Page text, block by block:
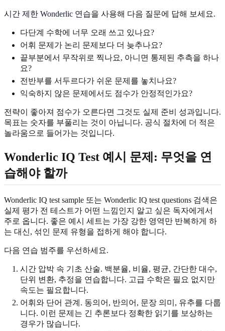
시간 제한 Wonderlic 연습을 사용해 다음 질문에 답해 보세요.
다단계 수학에 너무 오래 쓰고 있나요?
어휘 문제가 논리 문제보다 더 늦추나요?
끝부분에서 무작위로 찍나요, 아니면 통제된 추측을 하나
요?
전반부를 서두르다가 쉬운 문제를 놓치나요?
익숙하지 않은 문제에서도 점수가 안정적인가요?
전략이 좋아져 점수가 오른다면 그것도 실제 준비 성과입니다.
목표는 숫자를 부풀리는 것이 아닙니다. 공식 절차에 더 적은
놀라움으로 들어가는 것입니다.
Wonderlic IQ Test 예시 문제: 무엇을 연
습해야 할까
Wonderlic IQ test sample 또는 Wonderlic IQ test questions 검색은
실제 평가 전 테스트가 어떤 느낌인지 알고 싶은 독자에게서
주로 옵니다. 좋은 예시 세트는 가장 강한 영역만 반복하게 하
는 대신, 섞인 문제 유형을 접하게 해야 합니다.
다음 연습 범주를 우선하세요.
시간 압박 속 기초 산술. 백분율, 비율, 평균, 간단한 대수,
단위 변환, 추정을 연습합니다. 고급 수학은 필요 없지만
속도는 필요합니다.
어휘와 단어 관계. 동의어, 반의어, 문장 의미, 유추를 다룹
니다. 이런 문제는 긴 추론보다 정확한 읽기를 보상하는
경우가 많습니다.